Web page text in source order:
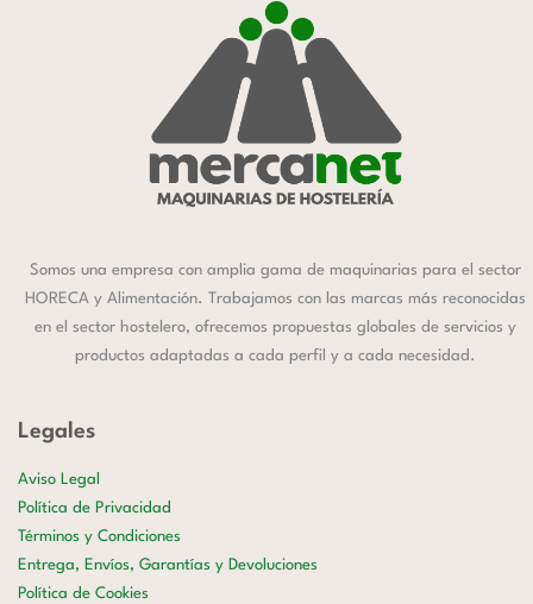
Somos una empresa con amplia gama de maquinarias para el sector
HORECA y Alimentación. Trabajamos con las marcas más reconocidas
en el sector hostelero, ofrecemos propuestas globales de servicios y
productos adaptadas a cada perfil y a cada necesidad.
Legales
Aviso Legal
Política de Privacidad
Términos y Condiciones
Entrega, Envíos, Garantías y Devoluciones
Política de Cookies